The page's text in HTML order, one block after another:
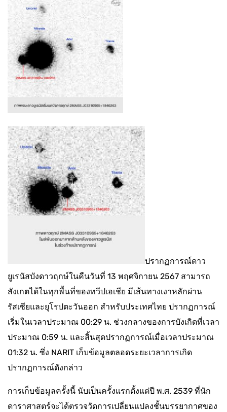
ปรากฏการณ์ดาว
ยูเรนัสบังดาวฤกษ์ในคืนวันที่ 13 พฤศจิกายน 2567 สามารถ
สังเกตได้ในทุกพื้นที่ของทวีปเอเชีย มีเส้นทางเงาหลักผ่าน
รัสเซียและยุโรปตะวันออก สำหรับประเทศไทย ปรากฏการณ์
เริ่มในเวลาประมาณ 00:29 น. ช่วงกลางของการบังเกิดที่เวลา
ประมาณ 0:59 น. และสิ้นสุดปรากฏการณ์เมื่อเวลาประมาณ
01:32 น. ซึ่ง NARIT เก็บข้อมูลตลอดระยะเวลาการเกิด
ปรากฏการณ์ดังกล่าว
การเก็บข้อมูลครั้งนี้ นับเป็นครั้งแรกตั้งแต่ปี พ.ศ. 2539 ที่นัก
ดาราศาสตร์จะได้ตรวจวัดการเปลี่ยนแปลงชั้นบรรยากาศของ